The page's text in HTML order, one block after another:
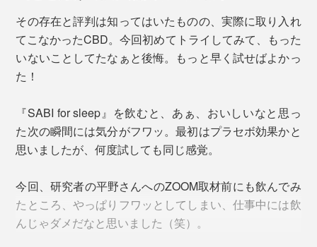
つのはあまりにもったいないCBD、安心してお試しくだ
さい。
粉末1g中に含まれるCBDは、約8mg。
『SABI for sleep』のCBDの吸収効率は3倍以上なので、
１杯のお茶で適量を摂取できる計算になります。
その存在と評判は知ってはいたものの、実際に取り入れ
てこなかったCBD。今回初めてトライしてみて、もった
いないことしてたなぁと後悔。もっと早く試せばよかっ
た！
『SABI for sleep』を飲むと、あぁ、おいしいなと思っ
た次の瞬間には気分がフワッ。最初はプラセボ効果かと
思いましたが、何度試しても同じ感覚。
今回、研究者の平野さんへのZOOM取材前にも飲んでみ
たところ、やっぱりフワッとしてしまい、仕事中には飲
んじゃダメだなと思いました（笑）。